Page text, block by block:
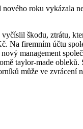
roku vykázala
škodu, ztrátu,
Na firemním účtu
management
taylor-made
může ve zvrácení